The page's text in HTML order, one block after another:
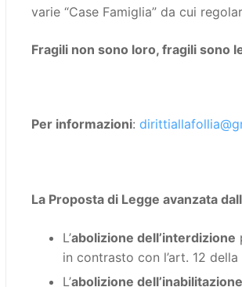
varie “Case Famiglia” da cui
Fragili non sono loro, fragili sono
Per informazioni:
La Proposta di Legge avanzata
L’abolizione dell’interdizione
in contrasto con l’art. 12
L’abolizione dell’inabilitazione